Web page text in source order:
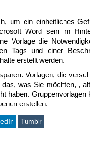
um ein einheitliches
Word sein im
Vorlage die
Tags und einer
erstellt werden.
Vorlagen, die
das, was Sie möchten, ,
haben. Gruppenvorlagen
erstellen.
Tumblr